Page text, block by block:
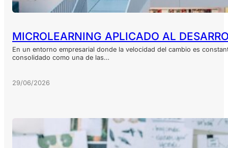
MICROLEARNING APLICADO AL
En un entorno empresarial donde la velocidad del cambio es
consolidado como una de las…
29/06/2026